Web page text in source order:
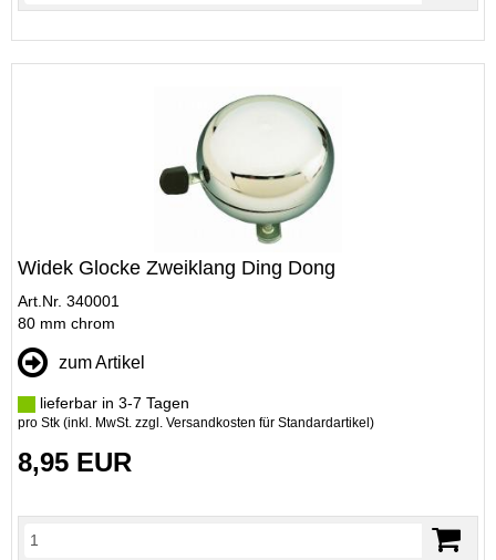
Widek Glocke Zweiklang Ding Dong
Art.Nr. 340001
80 mm chrom
zum Artikel
lieferbar in 3-7 Tagen
pro Stk (inkl. MwSt. zzgl. Versandkosten für Standardartikel )
8,95 EUR